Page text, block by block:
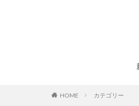
HOME カテゴリー